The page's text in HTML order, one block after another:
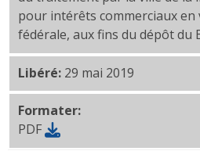
pour intérêts commerciaux
fédérale, aux fins du dépôt du
Libéré: 29 mai 2019
Formater:
PDF